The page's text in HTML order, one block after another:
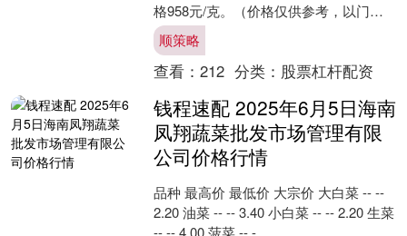
格958元/克。（价格仅供参考，以门店
实际为准）同日上海黄金交易所现货黄
金AU99....
顺策略
查看： 212 分类： 股票杠杆配资
钱程速配 2025年6月5日海南
凤翔蔬菜批发市场管理有限
公司价格行情
品种 最高价 最低价 大宗价 大白菜 -- --
2.20 油菜 -- -- 3.40 小白菜 -- -- 2.20 生菜